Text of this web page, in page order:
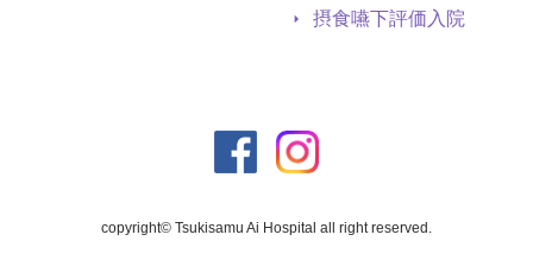
摂食嚥下評価入院
copyright© Tsukisamu Ai Hospital all right reserved.